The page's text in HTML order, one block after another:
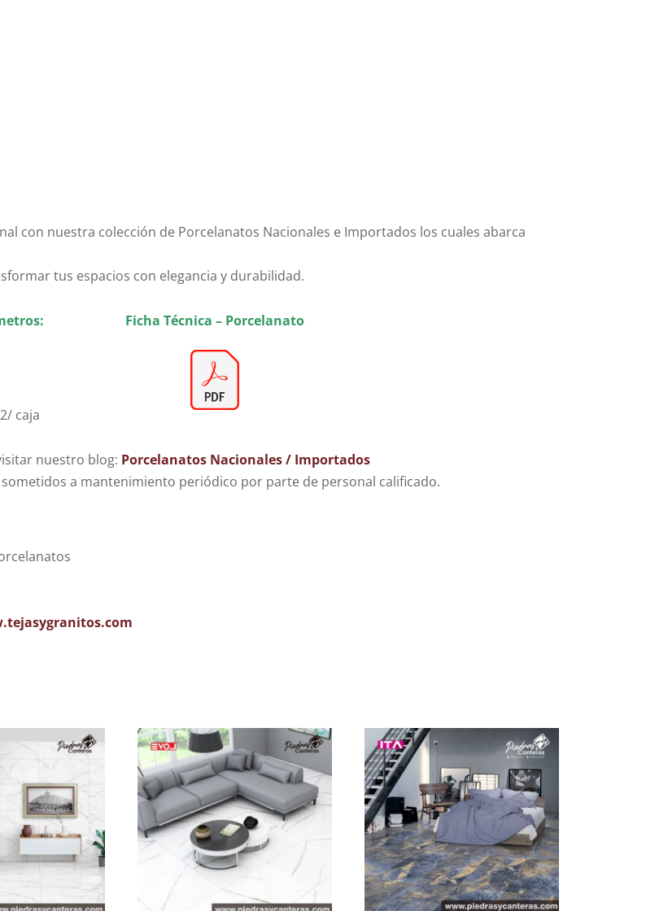
con nuestra colección de Porcelanatos Nacionales e Importados los cuales abarca
tus espacios con elegancia y durabilidad.
Ficha Técnica – Porcelanato
caja
nuestro blog: Porcelanatos Nacionales / Importados
a mantenimiento periódico por parte de personal calificado.